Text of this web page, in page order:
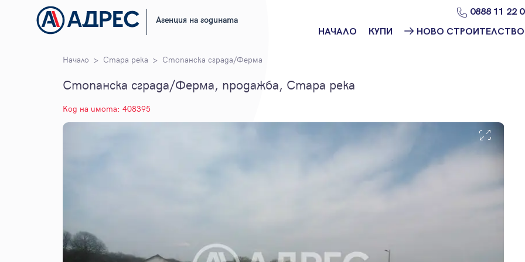
Агенция на годината
0888 11 22
НАЧАЛО КУПИ
Защо да купя
НОВО СТРОИТЕЛСТВО
строителство
Пловдив
Начало Стара река Стопанска сграда/Ферма
Стопанска сграда/Ферма, продажба, Стара река
Код на имота: 408395